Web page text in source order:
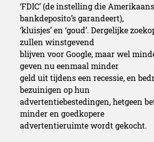
‘FDIC’ (de instelling die
bankdeposito’s garandeert),
‘kluisjes’ en ‘goud’. Dergelijke
zullen winstgevend
blijven voor Google, maar wel
geven nu eenmaal minder
geld uit tijdens een recessie, en
bezuinigen op hun
advertentiebestedingen, hetgeen
minder en goedkopere
advertentieruimte wordt gekocht.